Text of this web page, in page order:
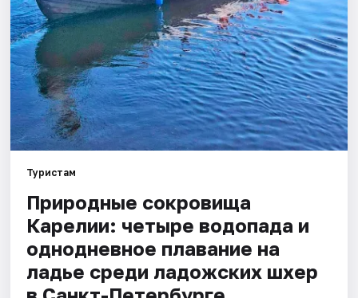
Рейтинги
Туристам
Природные сокровища
Карелии: четыре водопада и
однодневное плавание на
ладье среди ладожских шхер